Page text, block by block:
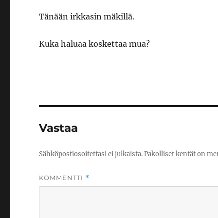
Tänään irkkasin mäkillä.
Kuka haluaa koskettaa mua?
Vastaa
Sähköpostiosoitettasi ei julkaista.Pakolliset kentät on
KOMMENTTI *